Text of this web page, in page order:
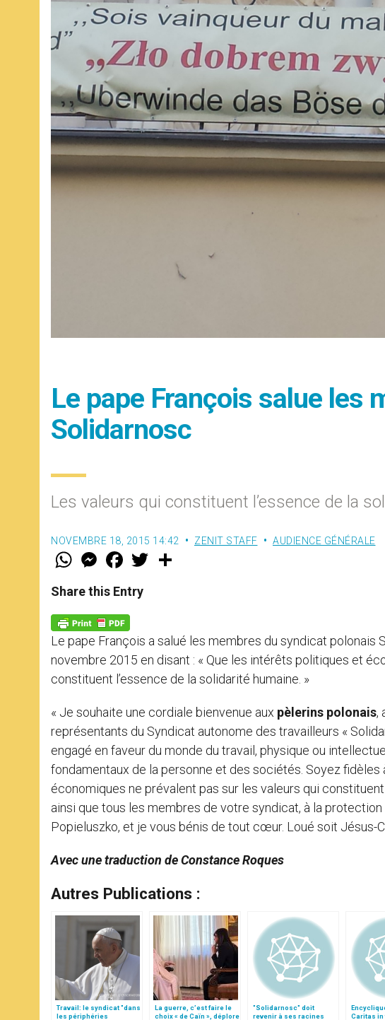
Le pape François salue les
Solidarnosc
Les valeurs qui constituent l’essence de la
NOVEMBRE 18, 2015 14:42 ZENIT STAFF AUDIENCE GÉNÉRALE
W
t
s
A
p
p
M
e
s
e
n
g
e
r
F
a
e
b
o
k
w
Share this Entry
Le pape François a salué les membres du syndicat polonais
novembre 2015 en disant : « Que les intérêts politiques et
constituent l’essence de la solidarité humaine. »
« Je souhaite une cordiale bienvenue aux pèlerins polonais,
représentants du Syndicat autonome des travailleurs «
engagé en faveur du monde du travail, physique ou
fondamentaux de la personne et des sociétés. Soyez
économiques ne prévalent pas sur les valeurs qui
ainsi que tous les membres de votre syndicat, à la
Popieluszko, et je vous bénis de tout cœur. Loué soit Jésus-
Avec une traduction de Constance Roques
Autres Publications :
Travail: le syndicat "dans
les périphéries
La guerre, c’est faire le
choix « de Caïn », déplore
"Solidarnosc" doit
revenir à ses racines
Caritas in